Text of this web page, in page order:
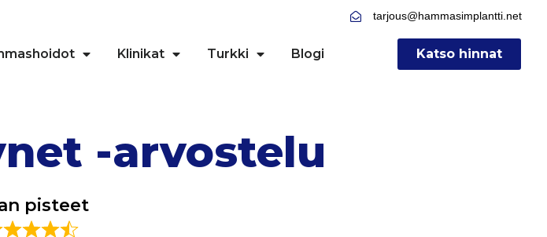
tarjous@hammasimplantti.net
Klinikat Turkki Blogi Katso hinnat
-arvostelu
pisteet